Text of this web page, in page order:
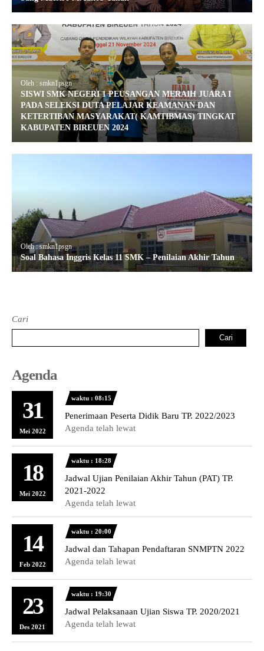
Oleh : smkn1psgn
SISWI SMK NEGERI 1 PEUSANGAN MERAIH JUARA I
PADA SELEKSI DUTA PELAJAR KEAMANAN DAN
KETERTIBAN MASYARAKAT( KAMTIBMAS) TINGKAT
KABUPATEN BIREUEN 2024
Oleh : smkn1psgn
Soal Bahasa Inggris Kelas 11 SMK – Penilaian Akhir Tahun
Cari
Cari
Agenda
31
Mei 2022
waktu : 08:15
Penerimaan Peserta Didik Baru TP. 2022/2023
Agenda telah lewat
18
Mei 2022
waktu : 18:28
Jadwal Ujian Penilaian Akhir Tahun (PAT) TP.
2021-2022
Agenda telah lewat
14
Feb 2022
waktu : 20:00
Jadwal dan Tahapan Pendaftaran SNMPTN 2022
Agenda telah lewat
23
Des 2021
waktu : 19:30
Jadwal Pelaksanaan Ujian Siswa TP. 2020/2021
Agenda telah lewat